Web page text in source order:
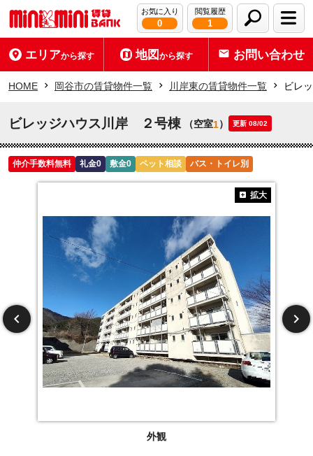
お気に入り
0
閲覧履歴
1
エリアから探す 地図から探す お問い合わせ
HOME 岡谷市の賃貸物件一覧 川岸東の賃貸物件一覧 ビレ
ビレッジハウス川岸 ２号棟 （空室1） 更新 08/02
仲介手数料無料 礼金0 敷金0 ペット相談 バス・トイレ別
外観
拡大